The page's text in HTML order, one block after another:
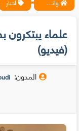
(فيديو)
المدون: